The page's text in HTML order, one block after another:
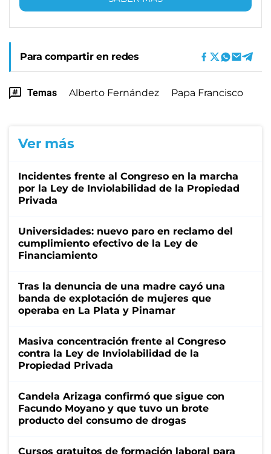
Para compartir en redes
Temas Alberto Fernández Papa Francisco
Ver más
Incidentes frente al Congreso en la marcha
por la Ley de Inviolabilidad de la Propiedad
Privada
Universidades: nuevo paro en reclamo del
cumplimiento efectivo de la Ley de
Financiamiento
Tras la denuncia de una madre cayó una
banda de explotación de mujeres que
operaba en La Plata y Pinamar
Masiva concentración frente al Congreso
contra la Ley de Inviolabilidad de la
Propiedad Privada
Candela Arizaga confirmó que sigue con
Facundo Moyano y que tuvo un brote
producto del consumo de drogas
Cursos gratuitos de formación laboral para